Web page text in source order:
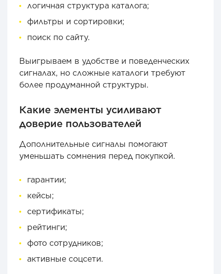
логичная структура каталога;
фильтры и сортировки;
поиск по сайту.
Выигрываем в удобстве и поведенческих
сигналах, но сложные каталоги требуют
более продуманной структуры.
Какие элементы усиливают
доверие пользователей
Дополнительные сигналы помогают
уменьшать сомнения перед покупкой.
гарантии;
кейсы;
сертификаты;
рейтинги;
фото сотрудников;
активные соцсети.